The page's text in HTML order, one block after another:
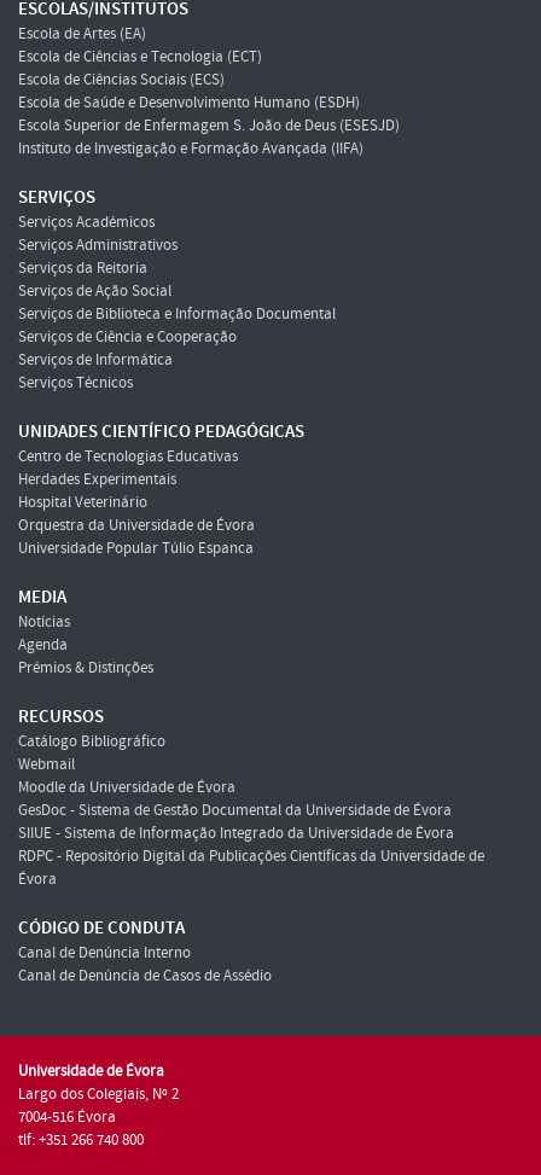
ESCOLAS/INSTITUTOS
Escola de Artes (EA)
Escola de Ciências e Tecnologia (ECT)
Escola de Ciências Sociais (ECS)
Escola de Saúde e Desenvolvimento Humano (ESDH)
Escola Superior de Enfermagem S. João de Deus (ESESJD)
Instituto de Investigação e Formação Avançada (IIFA)
SERVIÇOS
Serviços Académicos
Serviços Administrativos
Serviços da Reitoria
Serviços de Ação Social
Serviços de Biblioteca e Informação Documental
Serviços de Ciência e Cooperação
Serviços de Informática
Serviços Técnicos
UNIDADES CIENTÍFICO PEDAGÓGICAS
Centro de Tecnologias Educativas
Herdades Experimentais
Hospital Veterinário
Orquestra da Universidade de Évora
Universidade Popular Túlio Espanca
MEDIA
Notícias
Agenda
Prémios & Distinções
RECURSOS
Catálogo Bibliográfico
Webmail
Moodle da Universidade de Évora
GesDoc - Sistema de Gestão Documental da Universidade de Évora
SIIUE - Sistema de Informação Integrado da Universidade de Évora
RDPC - Repositório Digital da Publicações Científicas da Universidade de
Évora
CÓDIGO DE CONDUTA
Canal de Denúncia Interno
Canal de Denúncia de Casos de Assédio
Universidade de Évora
Largo dos Colegiais, Nº 2
7004-516 Évora
tlf: +351 266 740 800